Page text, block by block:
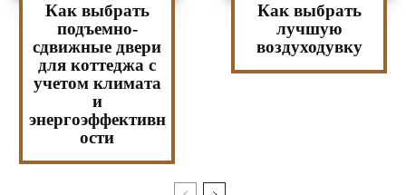
Как выбрать
подъемно-
сдвижные двери
для коттеджа с
учетом климата
и
энергоэффективн
ости
Как выбрать
лучшую
воздуходувку